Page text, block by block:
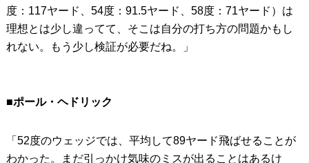
度：117ヤード、54度：91.5ヤード、58度：71ヤード）は
理想とは少し違ってて、そこは自分の打ち方の問題かもし
れない。もう少し検証が必要だね。」
■ポール・ヘドリック
「52度のウェッジでは、平均して89ヤード飛ばせることが
わかった。まだ引っかけ気味のミスが出ることはあるけ